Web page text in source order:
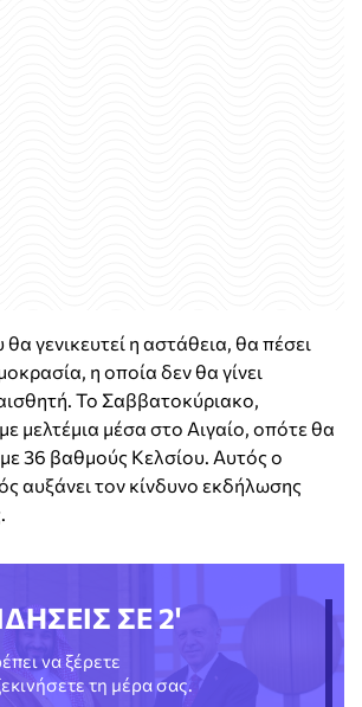
θα γενικευτεί η αστάθεια, θα πέσει
η οποία δεν θα γίνει
Το Σαββατοκύριακο,
μελτέμια μέσα στο Αιγαίο, οπότε θα
36 βαθμούς Κελσίου. Αυτός ο
αυξάνει τον κίνδυνο εκδήλωσης
ΣΕ 2'
να ξέρετε
τη μέρα σας.